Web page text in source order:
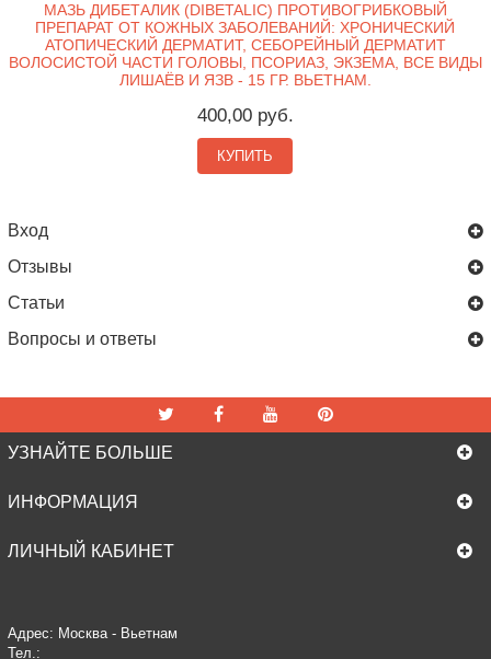
МАЗЬ ДИБЕТАЛИК (DIBETALIC) ПРОТИВОГРИБКОВЫЙ
ПРЕПАРАТ ОТ КОЖНЫХ ЗАБОЛЕВАНИЙ: ХРОНИЧЕСКИЙ
АТОПИЧЕСКИЙ ДЕРМАТИТ, СЕБОРЕЙНЫЙ ДЕРМАТИТ
ВОЛОСИСТОЙ ЧАСТИ ГОЛОВЫ, ПСОРИАЗ, ЭКЗЕМА, ВСЕ ВИДЫ
ЛИШАЁВ И ЯЗВ - 15 ГР. ВЬЕТНАМ.
400,00 руб.
КУПИТЬ
Вход
Отзывы
Статьи
Вопросы и ответы
УЗНАЙТЕ БОЛЬШЕ
ИНФОРМАЦИЯ
ЛИЧНЫЙ КАБИНЕТ
Адрес: Москва - Вьетнам
Тел.: